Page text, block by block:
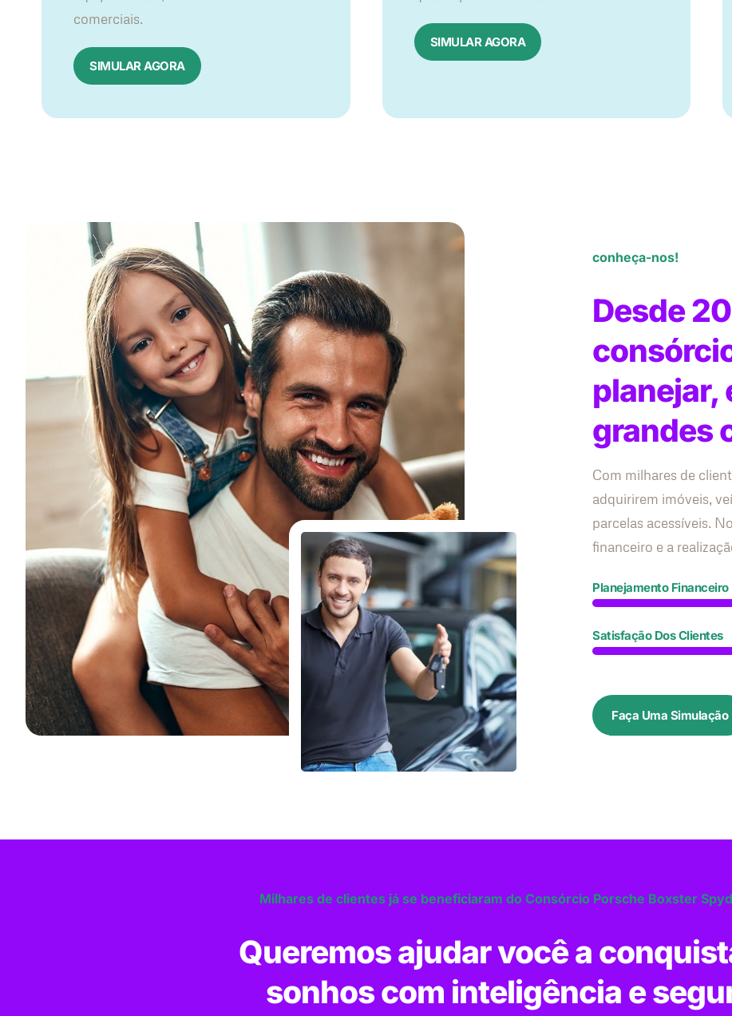
comerciais.
SIMULAR AGORA
SIMULAR AGORA
conheça-nos!
Desde
planejar,
grandes
Com milhares de
adquirirem imóveis,
parcelas acessíveis.
financeiro e a
Planejamento Financeiro
Satisfação Dos Clientes
Faça Uma Simulação
Milhares de clientes já se beneficiaram do Consórcio Porsche Boxster
Queremos ajudar você a
sonhos com inteligência e